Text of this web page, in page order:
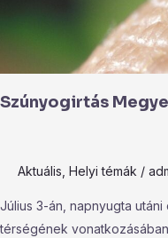
Szúnyogirtás
Aktuális Helyi témák /
Július 3-án, napnyugta
térségének